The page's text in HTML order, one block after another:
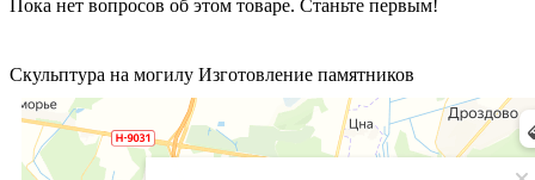
Пока нет вопросов об этом товаре. Станьте первым!
Скульптура на могилу Изготовление памятников